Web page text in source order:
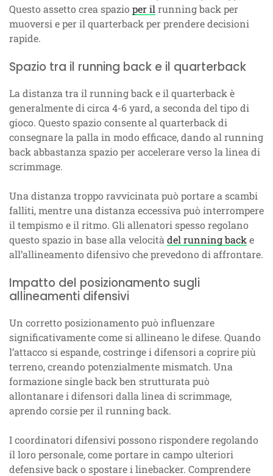
Questo assetto crea spazio per il running back per
muoversi e per il quarterback per prendere decisioni
rapide.
Spazio tra il running back e il quarterback
La distanza tra il running back e il quarterback è
generalmente di circa 4-6 yard, a seconda del tipo di
gioco. Questo spazio consente al quarterback di
consegnare la palla in modo efficace, dando al running
back abbastanza spazio per accelerare verso la linea di
scrimmage.
Una distanza troppo ravvicinata può portare a scambi
falliti, mentre una distanza eccessiva può interrompere
il tempismo e il ritmo. Gli allenatori spesso regolano
questo spazio in base alla velocità del running back e
all’allineamento difensivo che prevedono di affrontare.
Impatto del posizionamento sugli
allineamenti difensivi
Un corretto posizionamento può influenzare
significativamente come si allineano le difese. Quando
l’attacco si espande, costringe i difensori a coprire più
terreno, creando potenzialmente mismatch. Una
formazione single back ben strutturata può
allontanare i difensori dalla linea di scrimmage,
aprendo corsie per il running back.
I coordinatori difensivi possono rispondere regolando
il loro personale, come portare in campo ulteriori
defensive back o spostare i linebacker. Comprendere